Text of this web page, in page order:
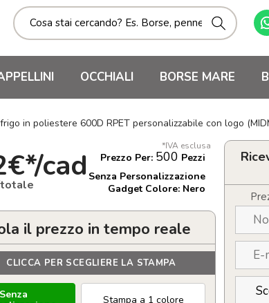
OCCHIALI BORSE MARE
in poliestere 600D RPET personalizzabile con logo
*IVA esclusa
cad Prezzo Per: 500 Pezzi
Senza Personalizzazione
Gadget Colore: Nero
il prezzo in tempo reale
CLICCA PER SCEGLIERE LA STAMPA
Senza
Stampa a 1 colore